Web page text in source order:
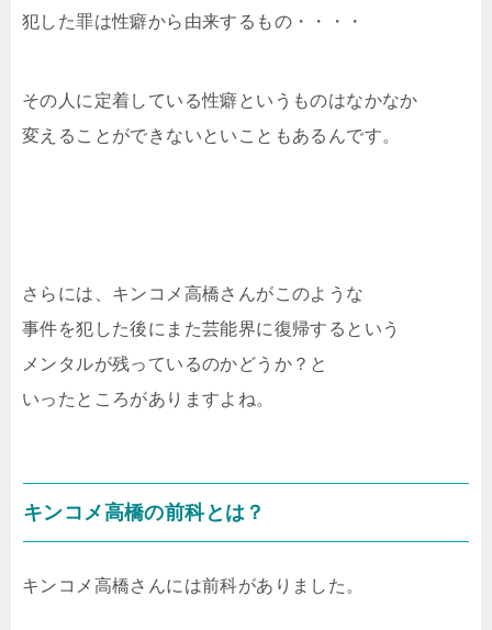
犯した罪は性癖から由来するもの・・・・
その人に定着している性癖というものはなかなか
変えることができないといこともあるんです。
さらには、キンコメ高橋さんがこのような
事件を犯した後にまた芸能界に復帰するという
メンタルが残っているのかどうか？と
いったところがありますよね。
キンコメ高橋の前科とは？
キンコメ高橋さんには前科がありました。